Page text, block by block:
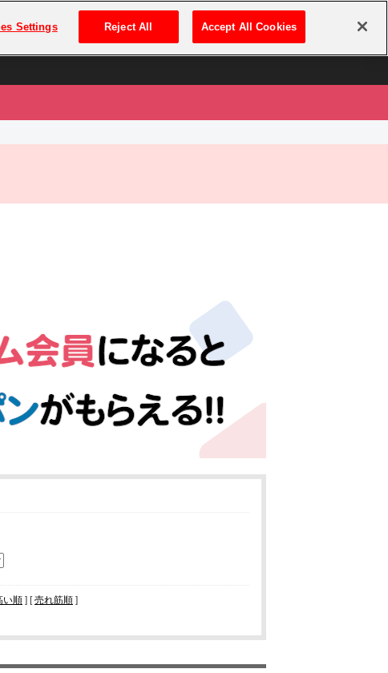
とは ログイン・新規登録
い順 ] [売れ筋順 ]
Settings Reject All Accept All Cookies